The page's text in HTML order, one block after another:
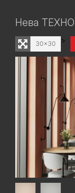
Нева ТЕХНО
>
30x30